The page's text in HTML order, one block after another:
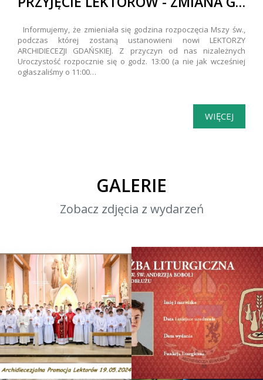
Informujemy, że zmieniała się godzina rozpoczęcia Mszy św.,
podczas której zostaną ustanowieni nowi LEKTORZY
ARCHIDIECEZJI GDAŃSKIEJ. Z przyczyn od nas nizależnych
Uroczystość rozpocznie się o godz. 13:00 (a nie jak wcześniej
ogłaszaliśmy o 11:00…
WIĘCEJ
GALERIE
Zobacz zdjęcia z wydarzeń
Promocja lektorska A. D.
2024
Lektorzy
Legitymacje Sużby
Liturgicznej